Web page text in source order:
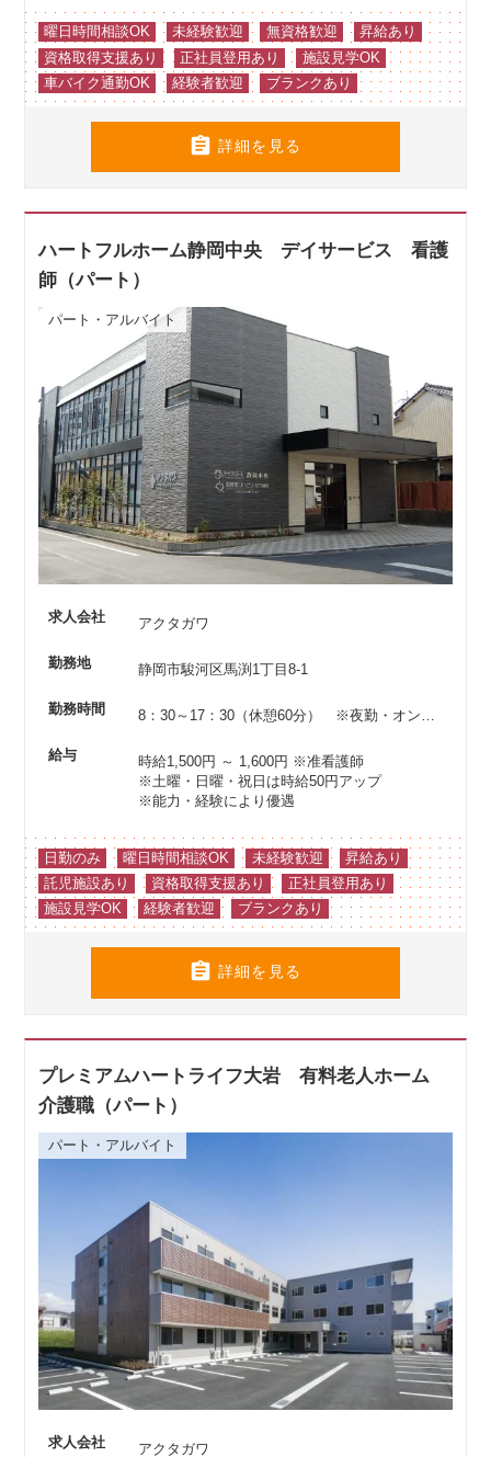
曜日時間相談OK 未経験歓迎 無資格歓迎
昇給あり
資格取得支援あり
正社員登用あり
施設見学OK
車バイク通勤OK
経験者歓迎 ブランクあり
 詳細を見る
ハートフルホーム静岡中央 デイサービス 看護
師（パート）
パート・アルバイト
求人会社 アクタガワ
勤務地 静岡市駿河区馬渕1丁目8-1
勤務時間
給与 時給1,500円 ～ 1,600円 ※准看護師
※土曜・日曜・祝日は時給50円アップ
※能力・経験により優遇
日勤のみ 曜日時間相談OK 未経験歓迎
昇給あり
託児施設あり
資格取得支援あり
正社員登用あり
施設見学OK
経験者歓迎 ブランクあり
 詳細を見る
プレミアムハートライフ大岩 有料老人ホーム
介護職（パート）
パート・アルバイト
求人会社 アクタガワ